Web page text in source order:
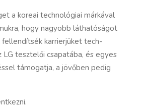
a koreai technológiai márkával
hogy nagyobb láthatóságot
fellendítsék karrierjüket tech-
tesztelői csapatába, és egyes
támogatja, a jövőben pedig